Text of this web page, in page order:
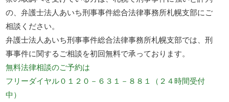
の、弁護士法人あいち刑事事件総合法律事務所札幌支部にご
相談ください。
弁護士法人あいち刑事事件総合法律事務所札幌支部では、刑
事事件に関するご相談を初回無料で承っております。
無料法律相談のご予約は
フリーダイヤル０１２０－６３１－８８１（２４時間受付
中）